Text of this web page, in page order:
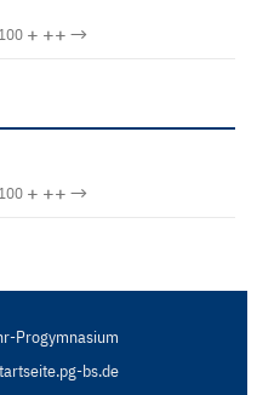
+ ++→
+ ++→
Progymnasium
bs.de